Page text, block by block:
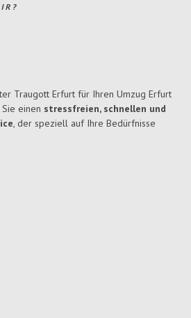
Traugott Erfurt für Ihren Umzug Erfurt
einen stressfreien, schnellen und
, der speziell auf Ihre Bedürfnisse